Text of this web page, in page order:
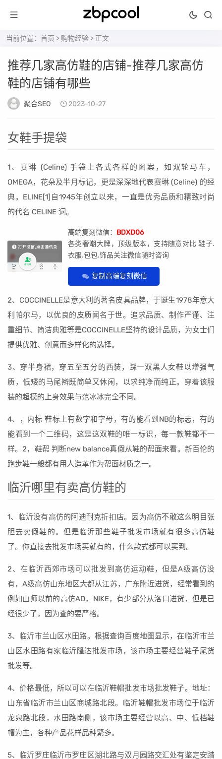
当前位置： 首页 > 购物经验 > 正文
推荐几家高仿鞋的店铺-推荐几家高仿
鞋的店铺有哪些
聚合SEO 2023-10-27
女鞋手提袋
1、赛琳 (Celine) 手袋上各式各样的图案，如双轮马车，
OMEGA，花朵及半月标记，更是深深地代表赛琳 (Celine) 的经
典。ELINE[1]自1945年创立以来，一直是优秀品质和精致时尚
的代名 CELINE 词。
高端复刻微信： BDXD06
各类奢潮大牌，顶级版本，支持随意对比 鞋子.
衣服.包包.饰品关注微信随时咨询
复制高端复刻微信
2、COCCINELLE是意大利的著名皮具品牌，于诞生1978年意大
利帕尔马，以优良的皮质闻名于世。追求品质、制作严谨、注
重细节、简洁典雅等是COCCINELLE坚持的设计品质，为女士们
提供优雅、创意而多样化的选择。
3、穿半身裙，穿五至五分的西装，踩一双黑人女鞋以增强气
质，低矮的马尾辫既简单又休闲，以求纯净而纯正。穿着该服
装的超模的上身效果与范冰冰完全不同。
4、，内标 鞋标上有数字和字母，有的能看到NB的标志，有的
能看到一个二维码，这是这双鞋的唯一标识，每一款鞋都不一
样。2，鞋帮 判断new balance真假从鞋的帮面来看。新百伦的
跑步鞋一般都有用人造革作为帮面材质之一。
临沂哪里有卖高仿鞋的
1、临沂没有高仿的阿迪耐克折扣店。因为高仿不敢这么明目张
胆去卖假鞋的。但是临沂那些鞋子批发市场就有很多高仿鞋
了。你直接去批发市场买就有的，什么款式都可以买到。
2、在临沂西郊市场可以批发到高仿运动鞋，但是A级高仿没
有，A级高仿山东地区大都从江苏，广东附近进货，经常看到的
例如山师以前的高仿AD，NIKE，有少部分从洛口进货，但是已
经很少了，因为查的要严格。
3、临沂市兰山区水田路。根据查询百度地图显示，在临沂市兰
山区水田路有家临沂隆达批发市场，该市场主要经营鞋子尾货
批发等。
4、价格最低，所以可以在临沂鞋帽批发市场批发鞋子。地址：
山东省临沂市兰山区商城路北段。临沂鞋帽批发市场位于临沂
龙泉路北段，水田路南侧，该市场主要经营以高、中、低档鞋
帽为主，各种产品花样品种繁多。
5、临沂罗庄临沂市罗庄区湖北路与双月园路交汇处有鉴定安踏